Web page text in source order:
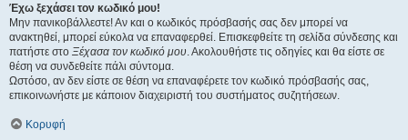
Έχω ξεχάσει τον κωδικό μου!
Μην πανικοβάλλεστε! Αν και ο κωδικός πρόσβασής σας δεν μπορεί να
ανακτηθεί, μπορεί εύκολα να επαναφερθεί. Επισκεφθείτε τη σελίδα σύνδεσης και
πατήστε στο Ξέχασα τον κωδικό μου. Ακολουθήστε τις οδηγίες και θα είστε σε
θέση να συνδεθείτε πάλι σύντομα.
Ωστόσο, αν δεν είστε σε θέση να επαναφέρετε τον κωδικό πρόσβασής σας,
επικοινωνήστε με κάποιον διαχειριστή του συστήματος συζητήσεων.
Κορυφή